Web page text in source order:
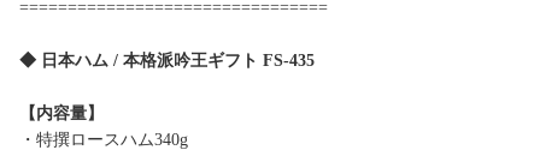
================================
◆ 日本ハム / 本格派吟王ギフト FS-435
【内容量】
・特撰ロースハム340g